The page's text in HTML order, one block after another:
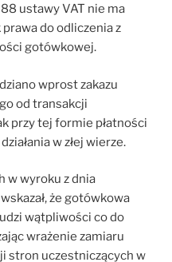
ustawy VAT nie ma
do odliczenia z
gotówkowej.
wprost zakazu
od transakcji
przy tej formie płatności
w złej wierze.
w wyroku z dnia
że gotówkowa
wątpliwości co do
wrażenie zamiaru
stron uczestniczących w